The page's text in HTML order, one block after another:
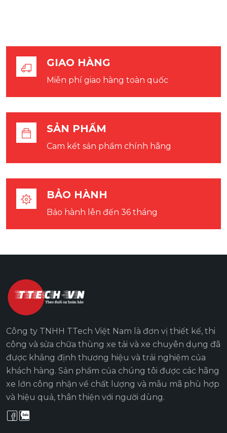
GIAO HÀNG
Miễn phí giao hàng toàn quốc
SẢN PHẨM
Cam kết sản phẩm chính hãng
BẢO HÀNH
Bảo hành lên đến 36 tháng
Công ty TNHH TTech Việt Nam là đơn vị thiết kế, thi
công và sửa chữa thùng xe tải và xe chuyên dụng đã
được khẳng định thương hiệu và trải nghiệm của
khách hàng. Sản phẩm của chúng tôi được các hãng
xe lớn công nhận về chất lượng và mẫu mã phù hợp
và hiệu quả, thân thiện với người dùng.